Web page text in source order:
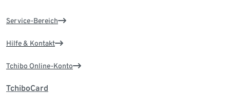
Service-Bereich
Hilfe & Kontakt
Tchibo Online-Konto
TchiboCard